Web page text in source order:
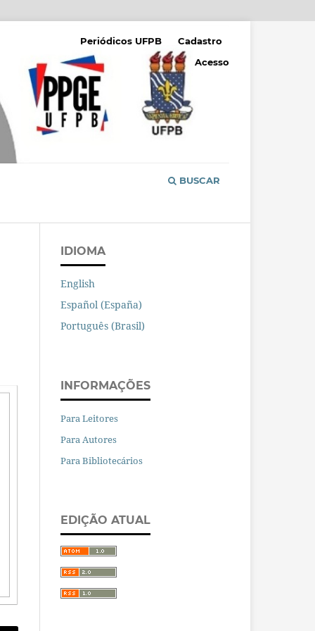
BUSCAR
Periódicos UFPB
Cadastro
Acesso
IDIOMA
English
Español (España)
Português (Brasil)
INFORMAÇÕES
Para Leitores
Para Autores
Para Bibliotecários
EDIÇÃO ATUAL